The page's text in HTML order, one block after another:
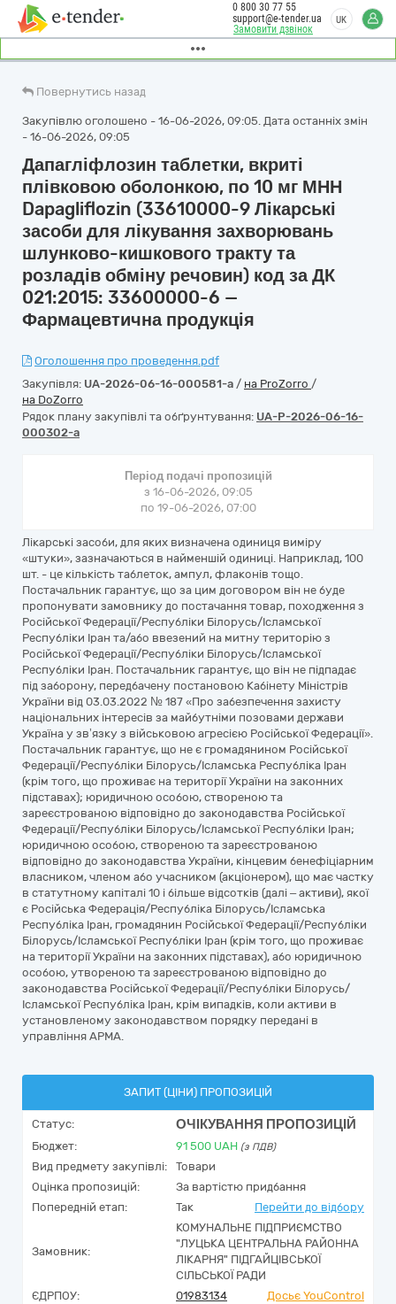
Замовити дзвінок
0 800 30 77 55
support@e-tender.ua
UK
Повернутись назад
Закупівлю оголошено - 16-06-2026, 09:05. Дата останніх змін
- 16-06-2026, 09:05
Дапагліфлозин таблетки, вкриті
плівковою оболонкою, по 10 мг МНН
Dapagliflozin (33610000-9 Лікарські
засоби для лікування захворювань
шлунково-кишкового тракту та
розладів обміну речовин) код за ДК
021:2015: 33600000-6 —
Фармацевтична продукція
Оголошення про проведення.pdf
Закупівля: UA-2026-06-16-000581-a / на ProZorro /
на DoZorro
Рядок плану закупівлі та обґрунтування: UA-P-2026-06-16-
000302-a
Період подачі пропозицій
з 16-06-2026, 09:05
по 19-06-2026, 07:00
Лікарські засоби, для яких визначена одиниця виміру
«штуки», зазначаються в найменшій одиниці. Наприклад, 100
шт. - це кількість таблеток, ампул, флаконів тощо.
Постачальник гарантує, що за цим договором він не буде
пропонувати замовнику до постачання товар, походження з
Російської Федерації/Республіки Білорусь/Ісламської
Республіки Іран та/або ввезений на митну територію з
Російської Федерації/Республіки Білорусь/Ісламської
Республіки Іран. Постачальник гарантує, що він не підпадає
під заборону, передбачену постановою Кабінету Міністрів
України від 03.03.2022 № 187 «Про забезпечення захисту
національних інтересів за майбутніми позовами держави
Україна у зв’язку з військовою агресією Російської Федерації».
Постачальник гарантує, що не є громадянином Російської
Федерації/Республіки Білорусь/Ісламська Республіка Іран
(крім того, що проживає на території України на законних
підставах); юридичною особою, створеною та
зареєстрованою відповідно до законодавства Російської
Федерації/Республіки Білорусь/Ісламської Республіки Іран;
юридичною особою, створеною та зареєстрованою
відповідно до законодавства України, кінцевим бенефіціарним
власником, членом або учасником (акціонером), що має частку
в статутному капіталі 10 і більше відсотків (далі – активи), якої
є Російська Федерація/Республіка Білорусь/Ісламська
Республіка Іран, громадянин Російської Федерації/Республіки
Білорусь/Ісламської Республіки Іран (крім того, що проживає
на території України на законних підставах), або юридичною
особою, утвореною та зареєстрованою відповідно до
законодавства Російської Федерації/Республіки Білорусь/
Ісламської Республіка Іран, крім випадків, коли активи в
установленому законодавством порядку передані в
управління АРМА.
ЗАПИТ (ЦІНИ) ПРОПОЗИЦІЙ
Статус: ОЧІКУВАННЯ ПРОПОЗИЦІЙ
Бюджет: 91 500 UAH (з ПДВ)
Вид предмету закупівлі:
Товари
Оцінка пропозицій:
За вартістю придбання
Попередній етап:
Так Перейти до відбору
Замовник:
КОМУНАЛЬНЕ ПІДПРИЄМСТВО
"ЛУЦЬКА ЦЕНТРАЛЬНА РАЙОННА
ЛІКАРНЯ" ПІДГАЙЦІВСЬКОЇ
СІЛЬСЬКОЇ РАДИ
ЄДРПОУ:
01983134
Досьє YouControl